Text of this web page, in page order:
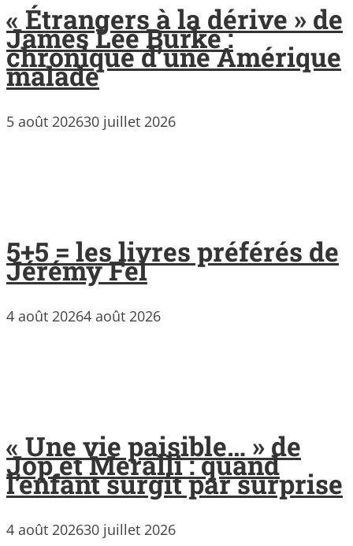
« Étrangers à la dérive » de
James Lee Burke :
chronique d’une Amérique
malade
5 août 202630 juillet 2026
5+5 = les livres préférés de
Jérémy Fel
4 août 20264 août 2026
« Une vie paisible… » de
Jop et Meralli : quand
l’enfant surgit par surprise
4 août 202630 juillet 2026